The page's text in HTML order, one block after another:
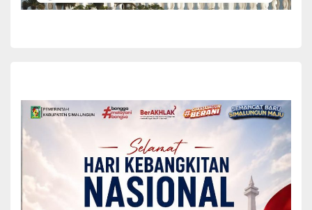
BERITA
Wakil Bupati Simalungun Hadiri Apel
Gabungan Siaga Bencana di Polres
Simalungun